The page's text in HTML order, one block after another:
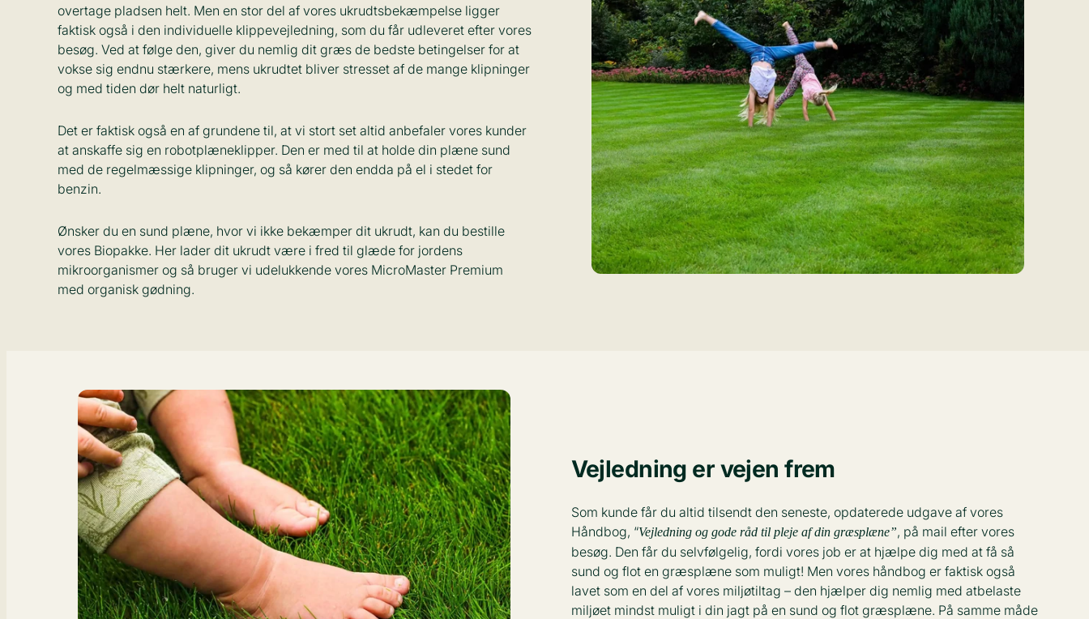
overtage pladsen helt. Men en stor del af vores ukrudtsbekæmpelse ligger
faktisk også i den individuelle klippevejledning, som du får udleveret efter vores
besøg. Ved at følge den, giver du nemlig dit græs de bedste betingelser for at
vokse sig endnu stærkere, mens ukrudtet bliver stresset af de mange klipninger
og med tiden dør helt naturligt.
Det er faktisk også en af grundene til, at vi stort set altid anbefaler vores kunder
at anskaffe sig en robotplæneklipper. Den er med til at holde din plæne sund
med de regelmæssige klipninger, og så kører den endda på el i stedet for
benzin.
Ønsker du en sund plæne, hvor vi ikke bekæmper dit ukrudt, kan du bestille
vores Biopakke. Her lader dit ukrudt være i fred til glæde for jordens
mikroorganismer og så bruger vi udelukkende vores MicroMaster Premium
med organisk gødning.
Vejledning er vejen frem
Som kunde får du altid tilsendt den seneste, opdaterede udgave af vores
Håndbog, “Vejledning og gode råd til pleje af din græsplæne”, på mail efter vores
besøg. Den får du selvfølgelig, fordi vores job er at hjælpe dig med at få så
sund og flot en græsplæne som muligt! Men vores håndbog er faktisk også
lavet som en del af vores miljøtiltag – den hjælper dig nemlig med atbelaste
miljøet mindst muligt i din jagt på en sund og flot græsplæne. På samme måde